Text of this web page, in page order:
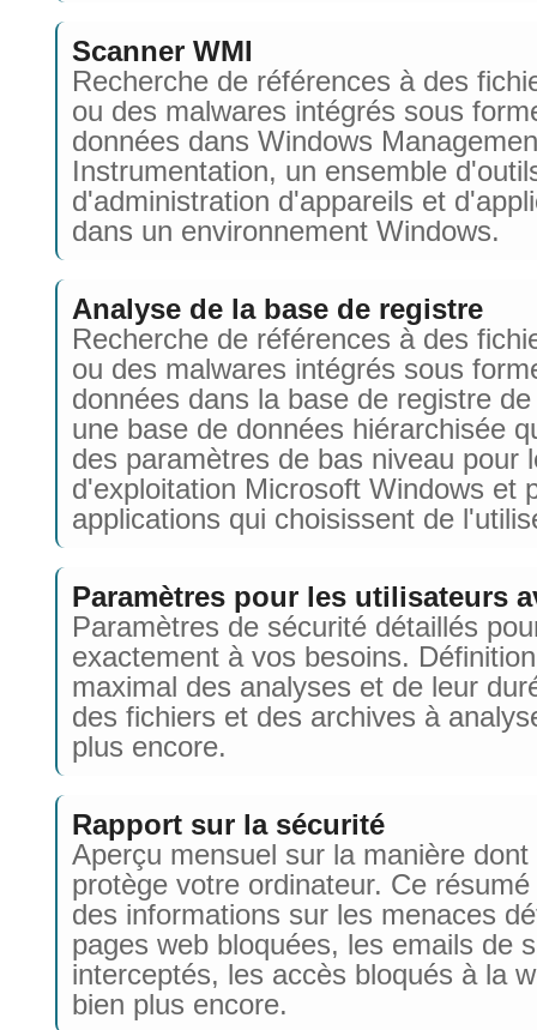
Scanner WMI
Recherche de références à des
ou des malwares intégrés sous
données dans Windows
Instrumentation, un ensemble
d'administration d'appareils et
dans un environnement Windows.
Analyse de la base de registre
Recherche de références à des
ou des malwares intégrés sous
données dans la base de registre
une base de données hiérarchisée
des paramètres de bas niveau pour
d'exploitation Microsoft Windows et
applications qui choisissent de
Paramètres pour les utilisateurs
Paramètres de sécurité détaillés
exactement à vos besoins.
maximal des analyses et de leur
des fichiers et des archives à
plus encore.
Rapport sur la sécurité
Aperçu mensuel sur la manière
protège votre ordinateur. Ce
des informations sur les menaces
pages web bloquées, les emails de
interceptés, les accès bloqués à la
bien plus encore.